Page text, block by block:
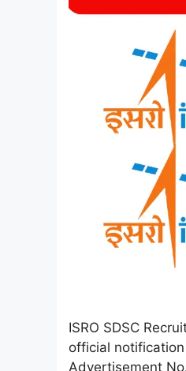
ISRO SDSC
official
Advertisement